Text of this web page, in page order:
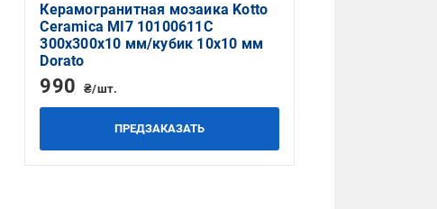
Керамогранитная мозаика Kotto
Ceramica MI7 10100611C
300x300x10 мм/кубик 10x10 мм
Dorato
990 ₴/шт.
ПРЕДЗАКАЗАТЬ